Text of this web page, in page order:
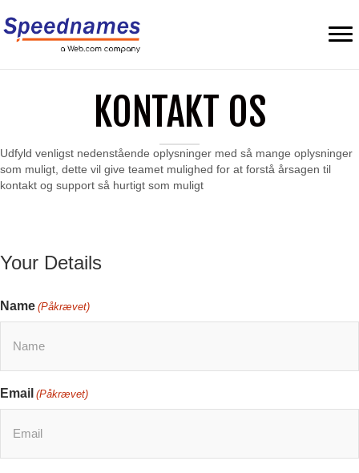
KONTAKT OS
Udfyld venligst nedenstående oplysninger med så mange oplysninger
som muligt, dette vil give teamet mulighed for at forstå årsagen til
kontakt og support så hurtigt som muligt
Your Details
Name (Påkrævet)
Email (Påkrævet)